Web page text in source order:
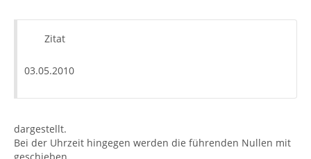
Zitat
03.05.2010
dargestellt.
Bei der Uhrzeit hingegen werden die führenden Nullen mit